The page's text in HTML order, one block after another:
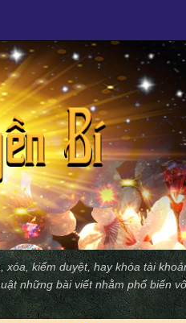
kiểm duyệt, hay khóa tài
những bài viết nhằm phổ biến